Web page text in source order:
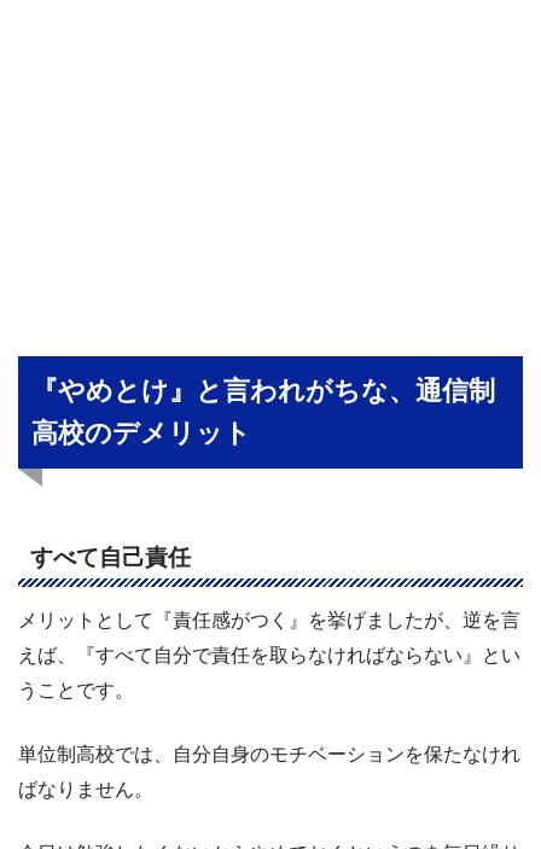
『やめとけ』と言われがちな、通信制
高校のデメリット
すべて自己責任
メリットとして『責任感がつく』を挙げましたが、逆を言
えば、『すべて自分で責任を取らなければならない』とい
うことです。
単位制高校では、自分自身のモチベーションを保たなけれ
ばなりません。